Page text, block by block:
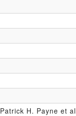
H. Payne et